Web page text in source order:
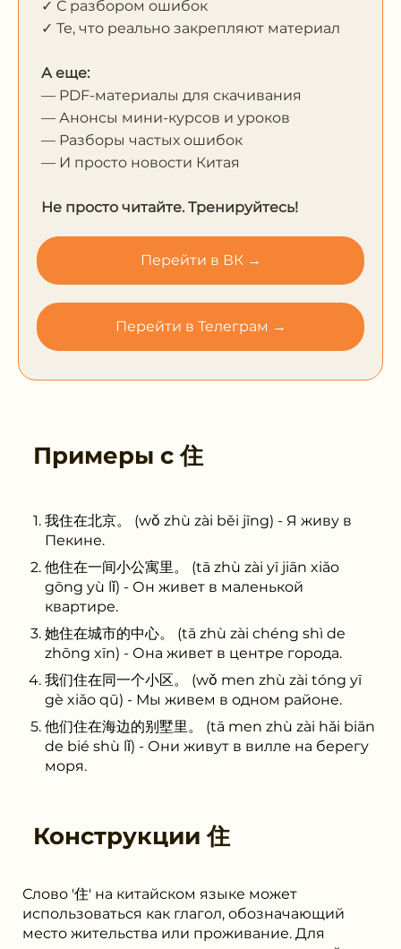
✓ С разбором ошибок
✓ Те, что реально закрепляют материал
А еще:
— PDF-материалы для скачивания
— Анонсы мини-курсов и уроков
— Разборы частых ошибок
— И просто новости Китая
Не просто читайте. Тренируйтесь!
Перейти в ВК →
Перейти в Телеграм →
Примеры с住
我住在北京。 (wǒ zhù zài běi jīng) - Я живу в
Пекине.
他住在一间小公寓里。 (tā zhù zài yī jiān xiǎo
gōng yù lǐ) - Он живет в маленькой
квартире.
她住在城市的中心。 (tā zhù zài chéng shì de
zhōng xīn) - Она живет в центре города.
我们住在同一个小区。 (wǒ men zhù zài tóng yī
gè xiǎo qū) - Мы живем в одном районе.
他们住在海边的别墅里。 (tā men zhù zài hǎi biān
de bié shù lǐ) - Они живут в вилле на берегу
моря.
Конструкции住
Слово '住' на китайском языке может
использоваться как глагол, обозначающий
место жительства или проживание. Для